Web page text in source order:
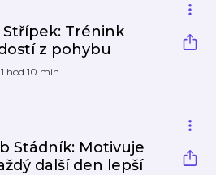
Trénink
z pohybu
1 hod 10 min
Stádník: Motivuje
další den lepší